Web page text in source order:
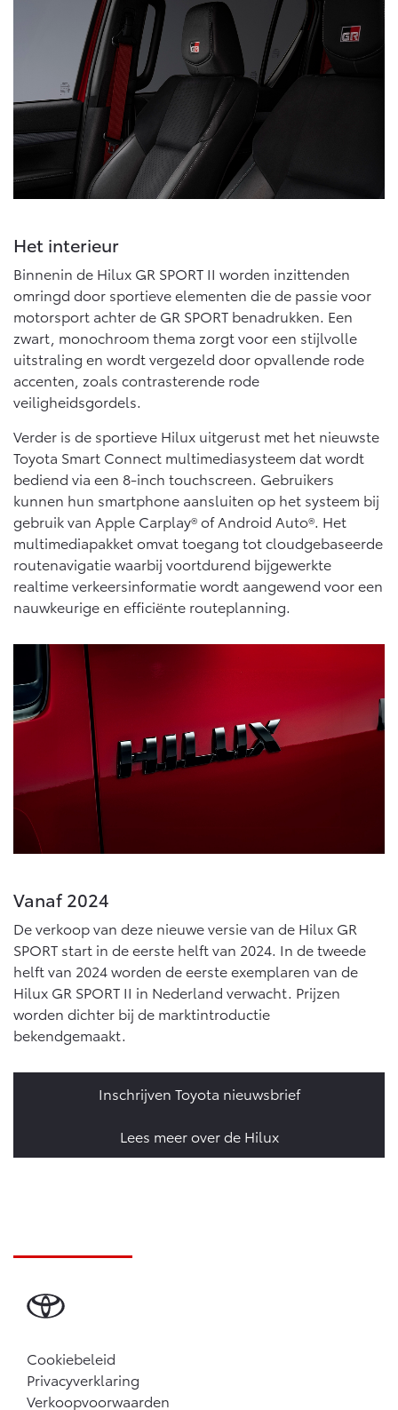
Het interieur
Binnenin de Hilux GR SPORT II worden inzittenden
omringd door sportieve elementen die de passie voor
motorsport achter de GR SPORT benadrukken. Een
zwart, monochroom thema zorgt voor een stijlvolle
uitstraling en wordt vergezeld door opvallende rode
accenten, zoals contrasterende rode
veiligheidsgordels.
Verder is de sportieve Hilux uitgerust met het nieuwste
Toyota Smart Connect multimediasysteem dat wordt
bediend via een 8-inch touchscreen. Gebruikers
kunnen hun smartphone aansluiten op het systeem bij
gebruik van Apple Carplay® of Android Auto®. Het
multimediapakket omvat toegang tot cloudgebaseerde
routenavigatie waarbij voortdurend bijgewerkte
realtime verkeersinformatie wordt aangewend voor een
nauwkeurige en efficiënte routeplanning.
Vanaf 2024
De verkoop van deze nieuwe versie van de Hilux GR
SPORT start in de eerste helft van 2024. In de tweede
helft van 2024 worden de eerste exemplaren van de
Hilux GR SPORT II in Nederland verwacht. Prijzen
worden dichter bij de marktintroductie
bekendgemaakt.
Inschrijven Toyota nieuwsbrief
Lees meer over de Hilux
Cookiebeleid
Privacyverklaring
Verkoopvoorwaarden